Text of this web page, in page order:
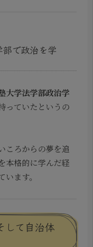
で政治を学
大学法学部政治学
っていたというの
ころからの夢を追
本格的に学んだ経
ます。
して自治体